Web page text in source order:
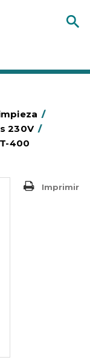
/
230V /
400
Imprimir